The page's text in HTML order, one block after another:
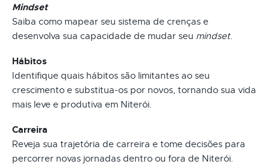
Mindset
Saiba como mapear seu sistema de crenças e
desenvolva sua capacidade de mudar seu mindset.
Hábitos
Identifique quais hábitos são limitantes ao seu
crescimento e substitua-os por novos, tornando sua vida
mais leve e produtiva em Niterói.
Carreira
Reveja sua trajetória de carreira e tome decisões para
percorrer novas jornadas dentro ou fora de Niterói.